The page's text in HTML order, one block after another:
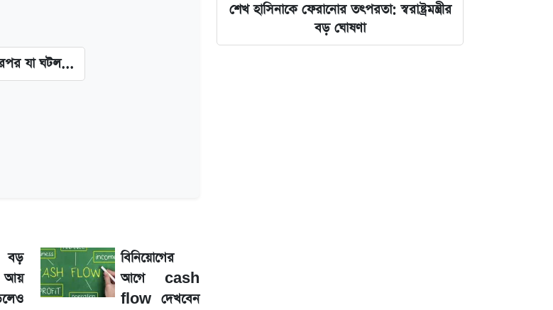
যা ঘটল...
আয়
বিনিয়োগের
আগে cash
flow দেখবেন
শেখ হাসিনাকে ফেরানোর তৎপরতা: স্বরাষ্ট্রমন্ত্রীর
বড় ঘোষণা